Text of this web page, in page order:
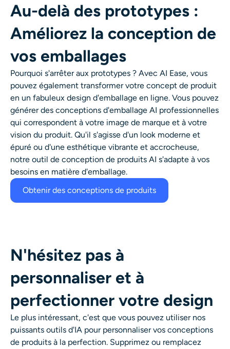
Au-delà des prototypes :
Améliorez la conception de
vos emballages
Pourquoi s'arrêter aux prototypes ? Avec AI Ease, vous
pouvez également transformer votre concept de produit
en un fabuleux design d'emballage en ligne. Vous pouvez
générer des conceptions d'emballage AI professionnelles
qui correspondent à votre image de marque et à votre
vision du produit. Qu'il s'agisse d'un look moderne et
épuré ou d'une esthétique vibrante et accrocheuse,
notre outil de conception de produits AI s'adapte à vos
besoins en matière d'emballage.
Obtenir des conceptions de produits
N'hésitez pas à
personnaliser et à
perfectionner votre design
Le plus intéressant, c'est que vous pouvez utiliser nos
puissants outils d'IA pour personnaliser vos conceptions
de produits à la perfection. Supprimez ou remplacez